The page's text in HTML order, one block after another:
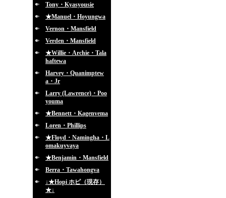
Tony・Kyasyousie
★Manuel・Hoyungwa
Vernon・Mansfield
Verden・Mansfield
★Willie・Archie・Tala
haftewa
Harvey・Quanimptew
a・Jr
Larry (Lawrence)・Poo
youma
★Bennett・Kagenvema
Loren・Phillips
★Floyd・Namingha・L
omakuyvaya
★Benjamin・Mansfield
Berra・Tawahongva
↓★Hopi ホピ（現存）
★↓